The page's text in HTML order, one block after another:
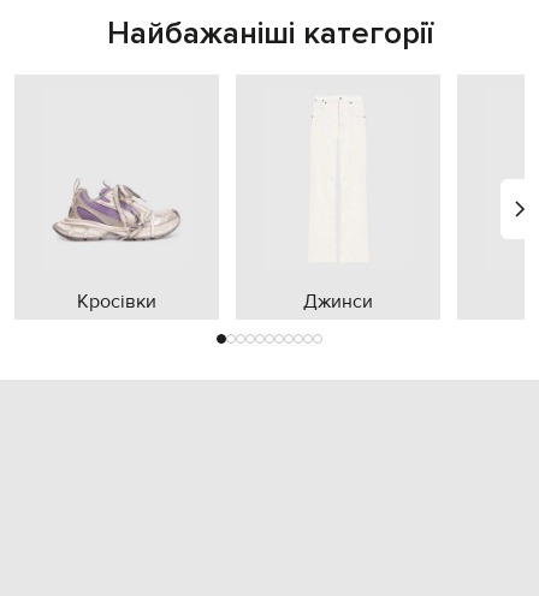
Найбажаніші категорії
Кросівки Джинси